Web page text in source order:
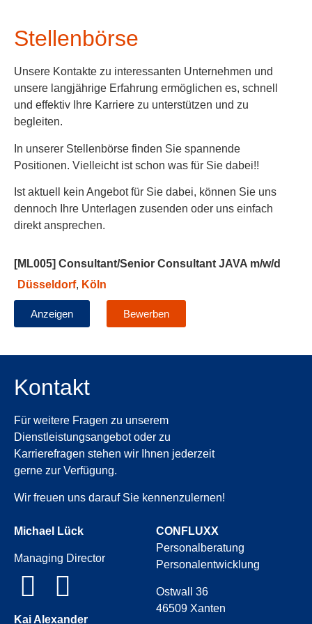
Stellenbörse
Unsere Kontakte zu interessanten Unternehmen und
unsere langjährige Erfahrung ermöglichen es, schnell
und effektiv Ihre Karriere zu unterstützen und zu
begleiten.
In unserer Stellenbörse finden Sie spannende
Positionen. Vielleicht ist schon was für Sie dabei!!
Ist aktuell kein Angebot für Sie dabei, können Sie uns
dennoch Ihre Unterlagen zusenden oder uns einfach
direkt ansprechen.
[ML005] Consultant/Senior Consultant JAVA m/w/d
Düsseldorf, Köln
Anzeigen Bewerben
Kontakt
Für weitere Fragen zu unserem
Dienstleistungsangebot oder zu
Karrierefragen stehen wir Ihnen jederzeit
gerne zur Verfügung.
Wir freuen uns darauf Sie kennenzulernen!
Michael Lück
Managing Director
Kai Alexander
CONFLUXX
Personalberatung
Personalentwicklung
Ostwall 36
46509 Xanten